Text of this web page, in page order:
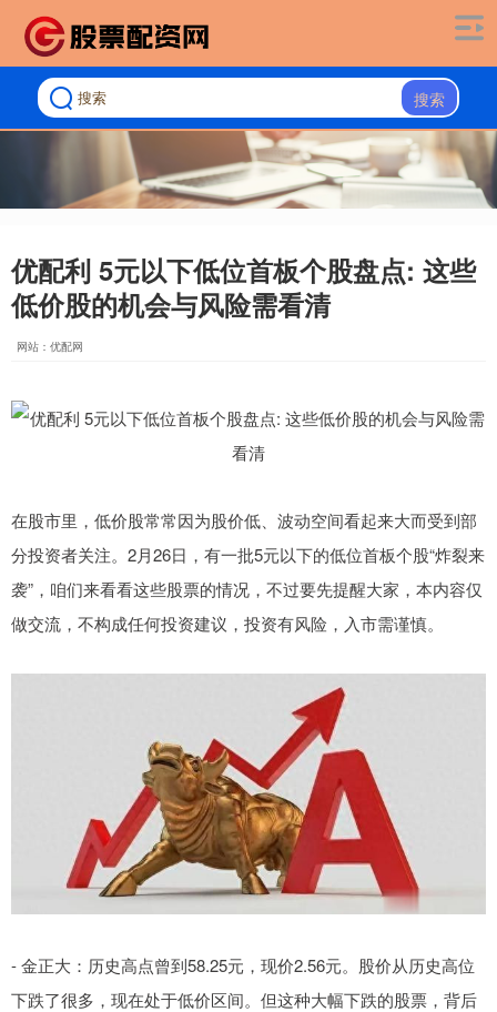
搜索
优配利 5元以下低位首板个股盘点: 这些
低价股的机会与风险需看清
网站：优配网
在股市里，低价股常常因为股价低、波动空间看起来大而受到部
分投资者关注。2月26日，有一批5元以下的低位首板个股“炸裂来
袭”，咱们来看看这些股票的情况，不过要先提醒大家，本内容仅
做交流，不构成任何投资建议，投资有风险，入市需谨慎。
- 金正大：历史高点曾到58.25元，现价2.56元。股价从历史高位
下跌了很多，现在处于低价区间。但这种大幅下跌的股票，背后